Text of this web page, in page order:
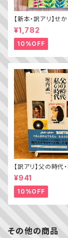
【新本・訳アリ】
ちきゅうのパン（
¥1,782
10%OFF
【訳アリ】父の時
─わがエディトリア
史
¥941
10%OFF
その他の商品